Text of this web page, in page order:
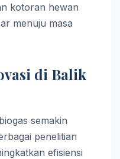
kotoran hewan
menuju masa
di Balik
semakin
penelitian
efisiensi